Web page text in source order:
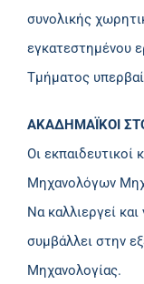
συνολικής
εγκατεστημένου
Τμήματος
ΑΚΑΔΗΜΑΪΚΟΙ
Οι εκπαιδευτικοί
Μηχανολόγων
Να καλλιεργεί
συμβάλλει στην
Μηχανολογίας.